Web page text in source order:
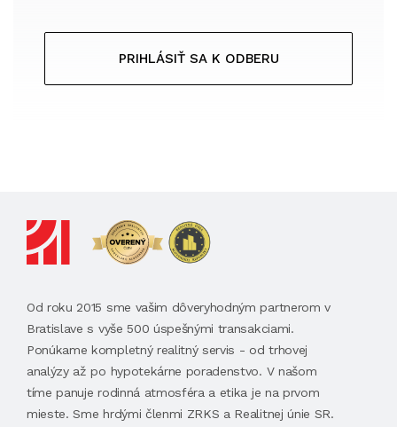
PRIHLÁSIŤ SA K ODBERU
Od roku 2015 sme vašim dôveryhodným partnerom v
Bratislave s vyše 500 úspešnými transakciami.
Ponúkame kompletný realitný servis - od trhovej
analýzy až po hypotekárne poradenstvo. V našom
tíme panuje rodinná atmosféra a etika je na prvom
mieste. Sme hrdými členmi ZRKS a Realitnej únie SR.